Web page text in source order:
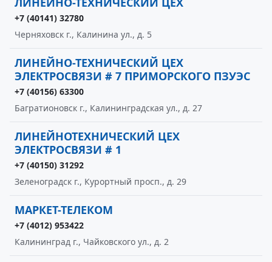
+7 (40141) 32780
Черняховск г., Калинина ул., д. 5
ЛИНЕЙНО-ТЕХНИЧЕСКИЙ ЦЕХ
ЭЛЕКТРОСВЯЗИ # 7 ПРИМОРСКОГО ПЗУЭС
+7 (40156) 63300
Багратионовск г., Калининградская ул., д. 27
ЛИНЕЙНОТЕХНИЧЕСКИЙ ЦЕХ
ЭЛЕКТРОСВЯЗИ # 1
+7 (40150) 31292
Зеленоградск г., Курортный просп., д. 29
МАРКЕТ-ТЕЛЕКОМ
+7 (4012) 953422
Калининград г., Чайковского ул., д. 2